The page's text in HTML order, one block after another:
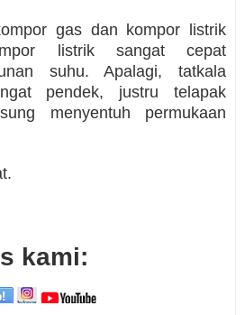
gas dan kompor listrik
listrik sangat cepat
suhu. Apalagi, tatkala
pendek, justru telapak
menyentuh permukaan
kami: